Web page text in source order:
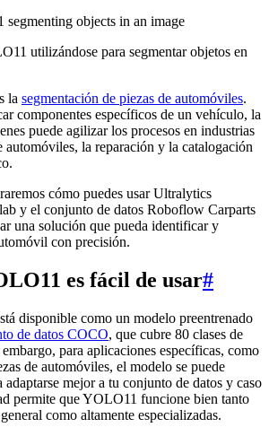
utilizándose para segmentar objetos en
la segmentación de piezas de automóviles.
componentes específicos de un vehículo, la
puede agilizar los procesos en industrias
la reparación y la catalogación
cómo puedes usar Ultralytics
y el conjunto de datos Roboflow Carparts
una solución que pueda identificar y
con precisión.
es fácil de usar#
disponible como un modelo preentrenado
de datos COCO, que cubre 80 clases de
para aplicaciones específicas, como
de automóviles, el modelo se puede
adaptarse mejor a tu conjunto de datos y caso
permite que YOLO11 funcione bien tanto
como altamente especializadas.